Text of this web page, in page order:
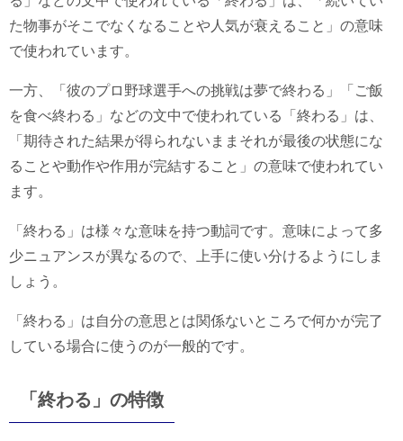
た物事がそこでなくなることや人気が衰えること」の意味
で使われています。
一方、「彼のプロ野球選手への挑戦は夢で終わる」「ご飯
を食べ終わる」などの文中で使われている「終わる」は、
「期待された結果が得られないままそれが最後の状態にな
ることや動作や作用が完結すること」の意味で使われてい
ます。
「終わる」は様々な意味を持つ動詞です。意味によって多
少ニュアンスが異なるので、上手に使い分けるようにしま
しょう。
「終わる」は自分の意思とは関係ないところで何かが完了
している場合に使うのが一般的です。
「終わる」の特徴